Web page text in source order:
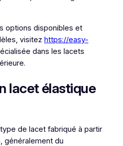
options disponibles et
visitez https://easy-
dans les lacets
lacet élastique
de lacet fabriqué à partir
généralement du